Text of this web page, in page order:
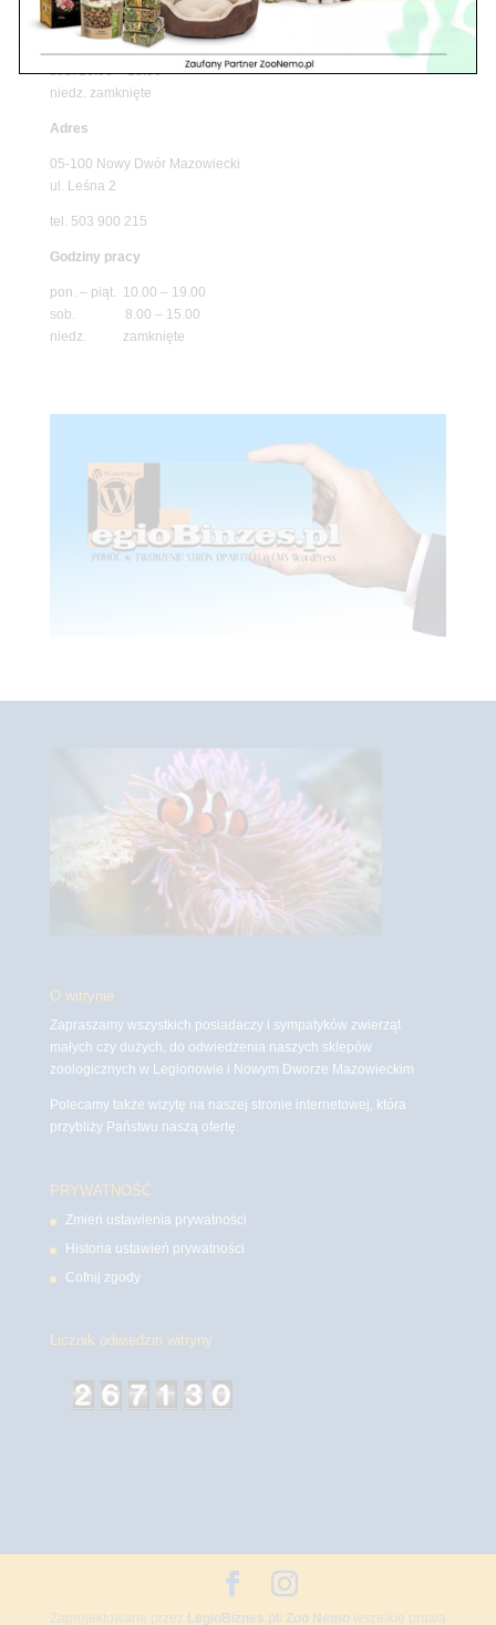
Godziny pracy
pon. – piąt. 10.00 – 19.00
sob. 10.00 – 15.00
niedz. zamknięte
Adres
05-100 Nowy Dwór Mazowiecki
ul. Leśna 2
tel. 503 900 215
Godziny pracy
pon. – piąt. 10.00 – 19.00
sob. 8.00 – 15.00
niedz. zamknięte
O witrynie
Zapraszamy wszystkich posiadaczy i sympatyków zwierząt
małych czy dużych, do odwiedzenia naszych sklepów
zoologicznych w Legionowie i Nowym Dworze Mazowieckim
Polecamy także wizytę na naszej stronie internetowej, która
przybliży Państwu naszą ofertę.
PRYWATNOŚĆ
Zmień ustawienia prywatności
Historia ustawień prywatności
Cofnij zgody
Licznik odwiedzin witryny
Zaprojektowane przez LegioBiznes.pl / Zoo Nemowszelkie prawa